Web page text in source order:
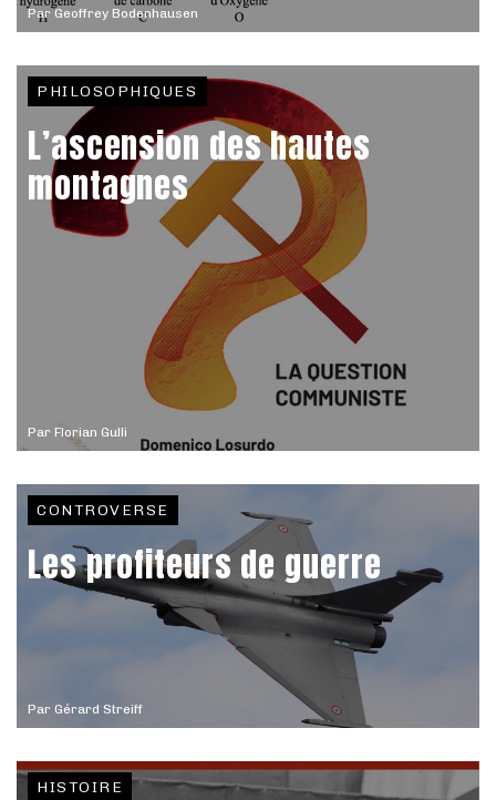
ParGeoffrey Bodenhausen
Par Florian Gulli
PHILOSOPHIQUES
L’ascension des hautes
montagnes
Par Gérard Streiff
CONTROVERSE
Les profiteurs de guerre
HISTOIRE